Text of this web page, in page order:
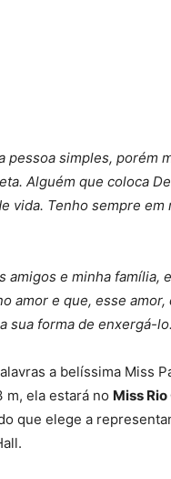
pessoa simples, porém
Alguém que coloca
vida. Tenho sempre
amigos e minha família,
amor e que, esse
sua forma de enxergá-
a belíssima Miss
m, ela estará no Miss
que elege a